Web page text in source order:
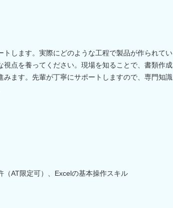
トします。実際にどのような工程で製品が作られてい
視点を養ってください。現場を知ることで、書類作成
ます。先輩が丁寧にサポートしますので、専門知識
AT限定可）、Excelの基本操作スキル